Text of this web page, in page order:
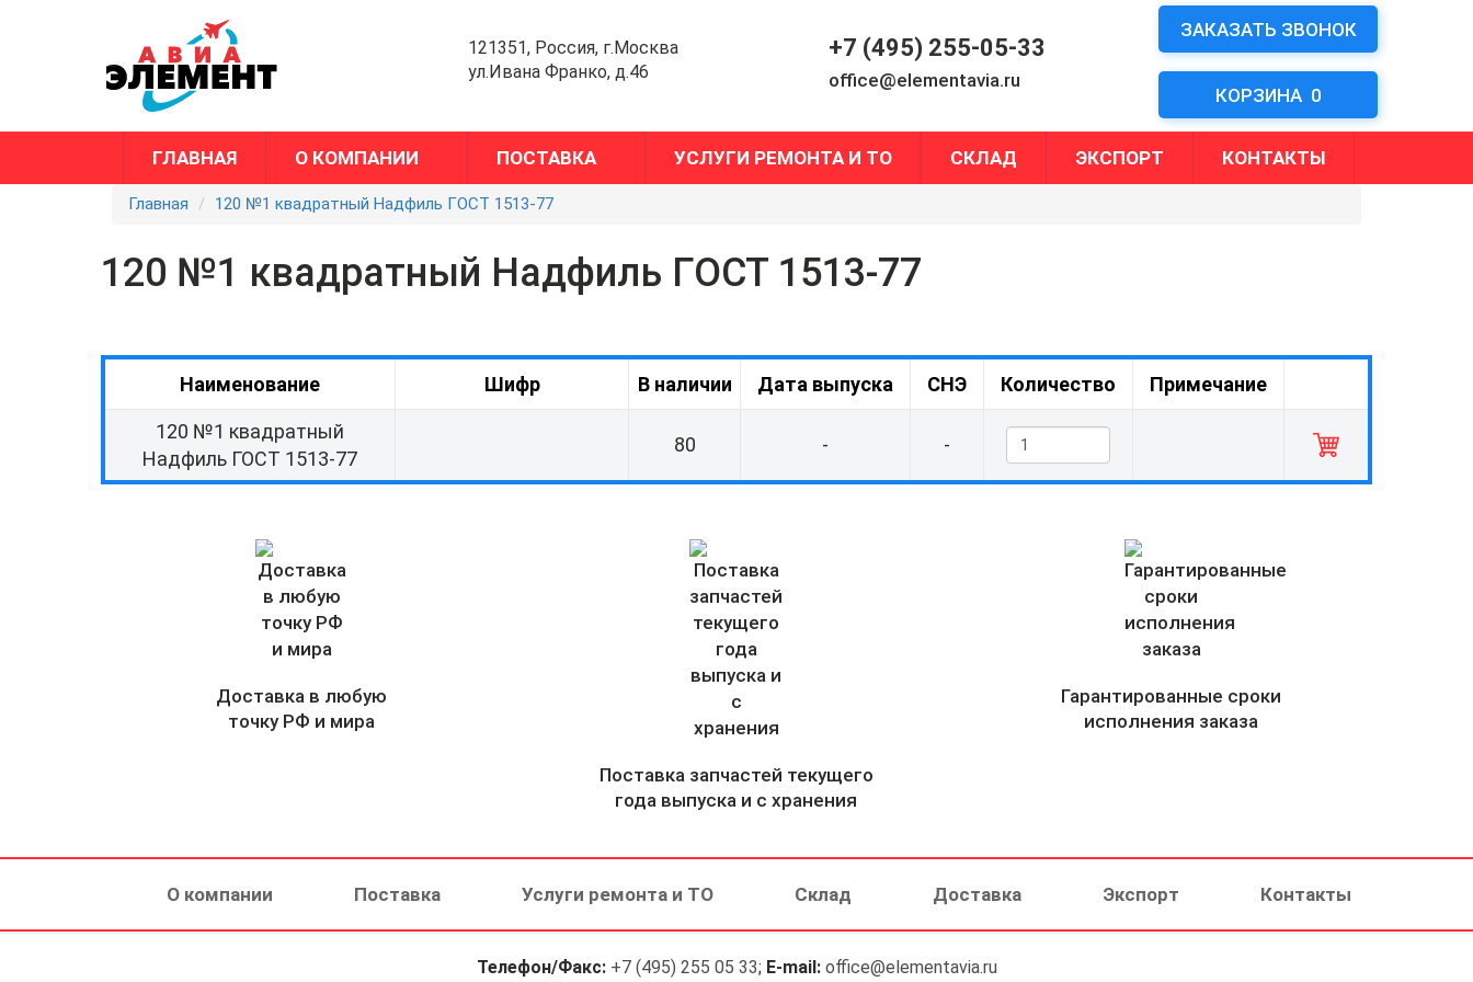
121351, Россия, г.Москва
ул.Ивана Франко, д.46
+7 (495) 255-05-33
office@elementavia.ru
ЗАКАЗАТЬ ЗВОНОК
КОРЗИНА 0
ГЛАВНАЯ О КОМПАНИИ ПОСТАВКА УСЛУГИ РЕМОНТА И ТО СКЛАД ЭКСПОРТ КОНТАКТЫ
Главная 120 №1 квадратный Надфиль ГОСТ 1513-77
120 №1 квадратный Надфиль ГОСТ 1513-77
Наименование Шифр В наличии Дата выпуска СНЭ Количество Примечание
120 №1 квадратный
Надфиль ГОСТ 1513-77
80 - -
Доставка в любую
точку РФ и мира
Поставка запчастей текущего
года выпуска и с хранения
Гарантированные сроки
исполнения заказа
О компании Поставка Услуги ремонта и ТО Склад Доставка Экспорт Контакты
Телефон/Факс: +7 (495) 255 05 33; E-mail: office@elementavia.ru